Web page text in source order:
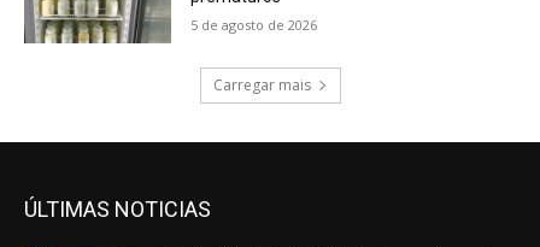
5 de agosto de 2026
Carregar mais
ÚLTIMAS NOTICIAS